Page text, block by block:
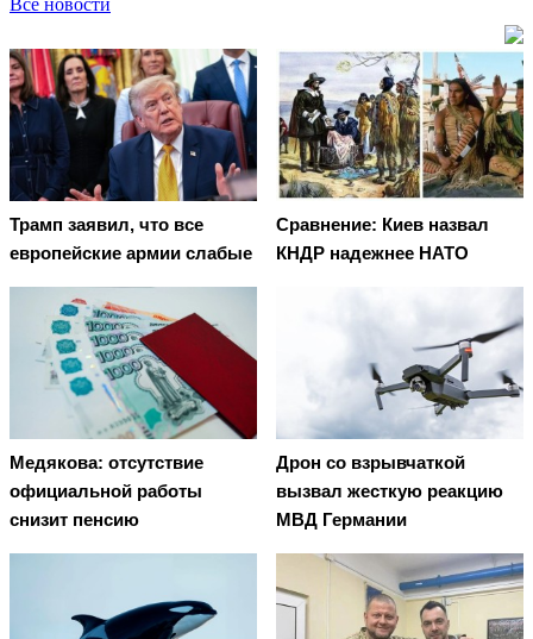
Трамп заявил, что все
европейские армии слабые
Сравнение: Киев назвал
КНДР надежнее НАТО
Медякова: отсутствие
официальной работы
снизит пенсию
Дрон со взрывчаткой
вызвал жесткую реакцию
МВД Германии